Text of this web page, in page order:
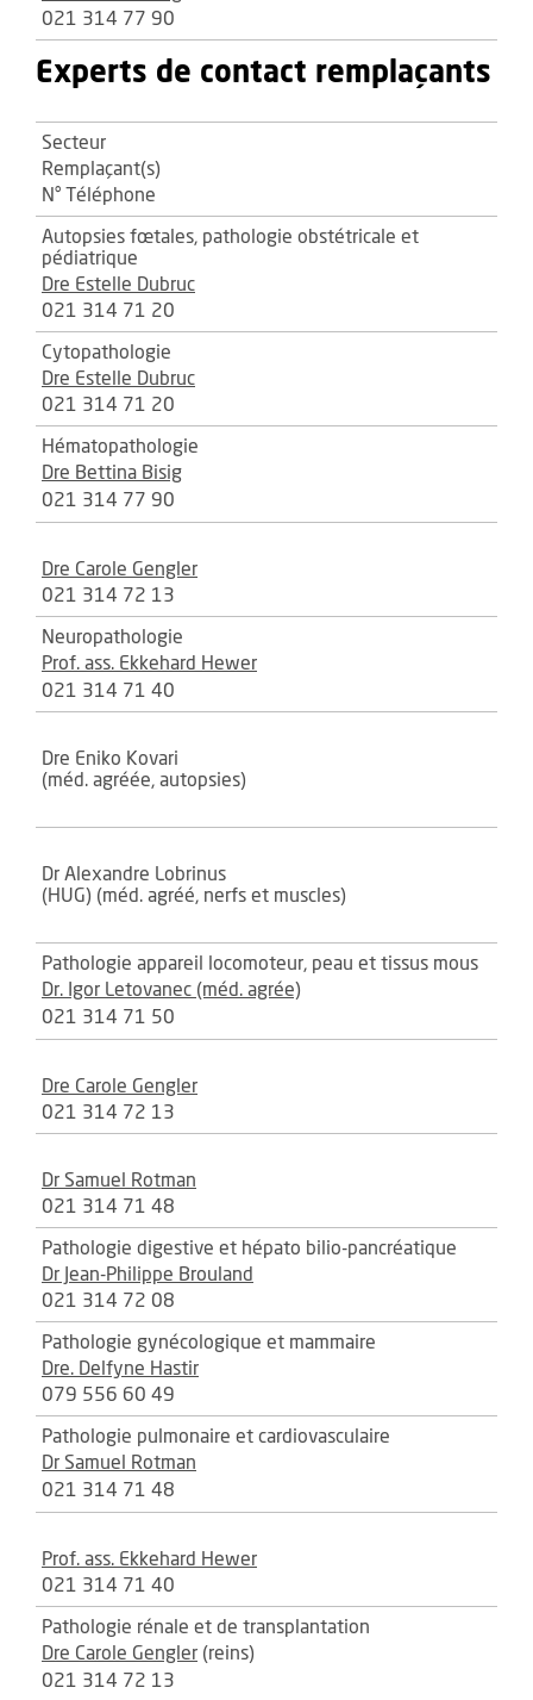
021 314 77 90
Experts de contact remplaçants
Secteur
Remplaçant(s)
N° Téléphone
Autopsies fœtales, pathologie obstétricale et
pédiatrique
Dre Estelle Dubruc
021 314 71 20
Cytopathologie
Dre Estelle Dubruc
021 314 71 20
Hématopathologie
Dre Bettina Bisig
021 314 77 90
Dre Carole Gengler
021 314 72 13
Neuropathologie
Prof. ass. Ekkehard Hewer
021 314 71 40
Dre Eniko Kovari
(méd. agréée, autopsies)
Dr Alexandre Lobrinus
(HUG) (méd. agréé, nerfs et muscles)
Pathologie appareil locomoteur, peau et tissus mous
Dr. Igor Letovanec (méd. agrée)
021 314 71 50
Dre Carole Gengler
021 314 72 13
Dr Samuel Rotman
021 314 71 48
Pathologie digestive et hépato bilio-pancréatique
Dr Jean-Philippe Brouland
021 314 72 08
Pathologie gynécologique et mammaire
Dre. Delfyne Hastir
079 556 60 49
Pathologie pulmonaire et cardiovasculaire
Dr Samuel Rotman
021 314 71 48
Prof. ass. Ekkehard Hewer
021 314 71 40
Pathologie rénale et de transplantation
Dre Carole Gengler (reins)
021 314 72 13